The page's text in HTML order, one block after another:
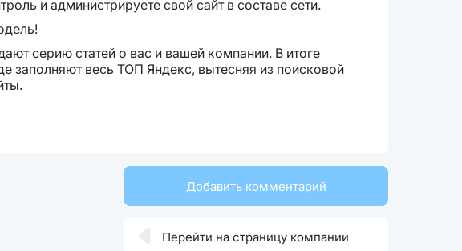
и администрируете свой сайт в составе сети.
серию статей о вас и вашей компании. В итоге
заполняют весь ТОП Яндекс, вытесняя из поисковой
Добавить комментарий
Перейти на страницу компании